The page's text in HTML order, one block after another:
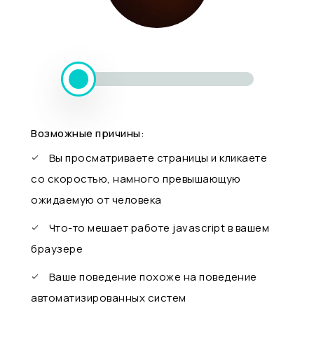
Возможные причины:
Вы просматриваете страницы и кликаете
со скоростью, намного превышающую
ожидаемую от человека
Что-то мешает работе javascript в вашем
браузере
Ваше поведение похоже на поведение
автоматизированных систем